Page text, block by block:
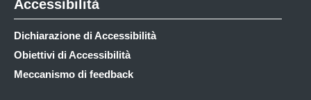
Accessibilità
Dichiarazione di Accessibilità
Obiettivi di Accessibilità
Meccanismo di feedback